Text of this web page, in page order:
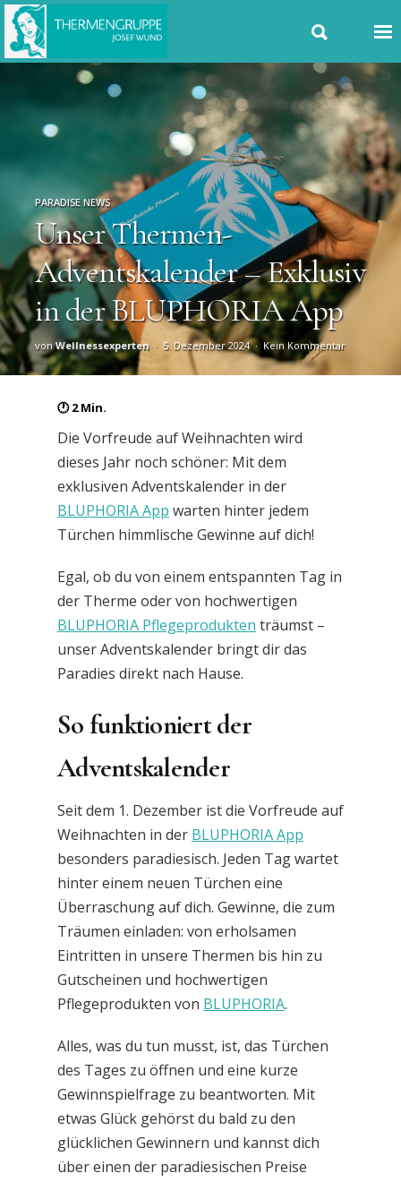
PARADISE NEWS
Unser Thermen-
Adventskalender – Exklusiv
in der BLUPHORIA App
vonWellnessexperten 5. Dezember 2024 Kein Kommentar
Die Vorfreude auf Weihnachten wird
dieses Jahr noch schöner: Mit dem
exklusiven Adventskalender in der
BLUPHORIA App warten hinter jedem
Türchen himmlische Gewinne auf dich!
Egal, ob du von einem entspannten Tag in
der Therme oder von hochwertigen
BLUPHORIA Pflegeprodukten träumst –
unser Adventskalender bringt dir das
Paradies direkt nach Hause.
So funktioniert der
Adventskalender
Seit dem 1. Dezember ist die Vorfreude auf
Weihnachten in der BLUPHORIA App
besonders paradiesisch. Jeden Tag wartet
hinter einem neuen Türchen eine
Überraschung auf dich. Gewinne, die zum
Träumen einladen: von erholsamen
Eintritten in unsere Thermen bis hin zu
Gutscheinen und hochwertigen
Pflegeprodukten von BLUPHORIA.
Alles, was du tun musst, ist, das Türchen
des Tages zu öffnen und eine kurze
Gewinnspielfrage zu beantworten. Mit
etwas Glück gehörst du bald zu den
glücklichen Gewinnern und kannst dich
über einen der paradiesischen Preise